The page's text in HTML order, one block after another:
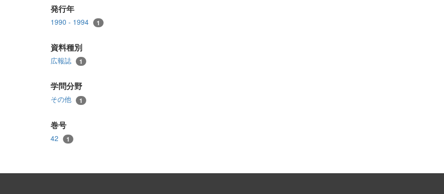
発行年
1990 - 1994 1
資料種別
広報誌 1
学問分野
その他 1
巻号
42 1